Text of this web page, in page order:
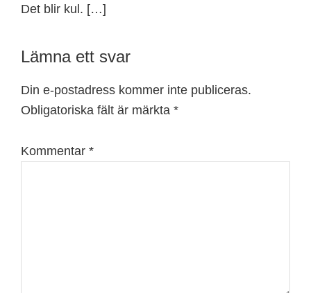
Det blir kul. […]
Lämna ett svar
Din e-postadress kommer inte publiceras.
Obligatoriska fält är märkta *
Kommentar *